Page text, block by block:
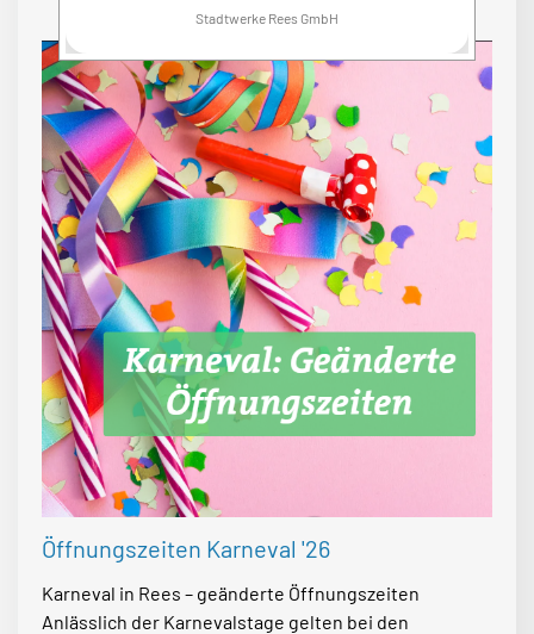
Öffnungszeiten Karneval '26
Karneval in Rees – geänderte Öffnungszeiten
Anlässlich der Karnevalstage gelten bei den
Stadtwerke Rees GmbH